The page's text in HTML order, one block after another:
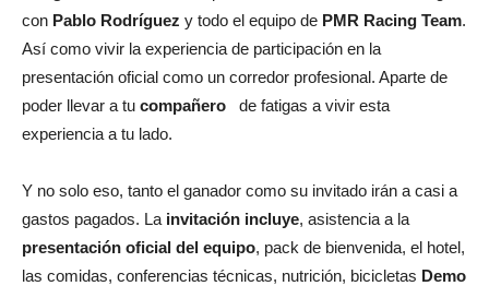
con Pablo Rodríguez y todo el equipo de PMR Racing Team.
Así como vivir la experiencia de participación en la
presentación oficial como un corredor profesional. Aparte de
poder llevar a tu compañero de fatigas a vivir esta
experiencia a tu lado.
Y no solo eso, tanto el ganador como su invitado irán a casi a
gastos pagados. La invitación incluye, asistencia a la
presentación oficial del equipo, pack de bienvenida, el hotel,
las comidas, conferencias técnicas, nutrición, bicicletas Demo